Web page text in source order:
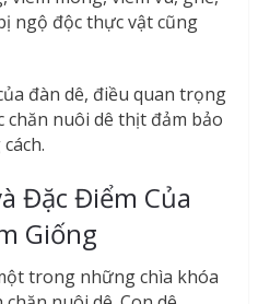
ngộ độc thực vật cũng
đàn dê, điều quan trọng
chăn nuôi dê thịt đảm bảo
Đặc Điểm Của
Giống
trong những chìa khóa